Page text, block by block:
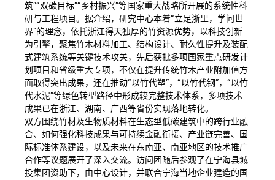
筑”“双碳目标”“乡村振兴”等国家重大战略所开展的系统性科
研与工程项目。据介绍，研究中心本着“立足浙里，学问世
界”的理念，依托浙江得天独厚的竹资源优势，以科技创新
为引擎，聚焦竹木材料加工、结构设计、耐久性提升及装配
式建筑系统等关键技术攻关，先后获批多项国家重点研发计
划项目和省级重大专项，不仅在提升传统竹木产业附加值方
面取得突出成果，还在推动“以竹代塑”，“以竹代钢”，“以竹
代水泥”等绿色转型路径中形成较完整技术体系，多项技术
成果已在浙江、湖南、广西等省份实现落地转化。
双方围绕竹材及生物质材料在生态型低碳建筑中的跨行业融
合、如何强化科技成果与可持续金融衔接、产业链完善、国
际标准体系建设，以及未来在东南亚、南亚地区的技术推广
合作等议题展开了深入交流。访问团随后参观了在宁海县城
投集团资助下，由中心设计，并联合宁海当地企业建造的国